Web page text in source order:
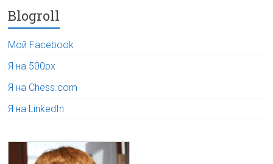
Blogroll
Мой Facebook
Я на 500px
Я на Chess.com
Я на LinkedIn